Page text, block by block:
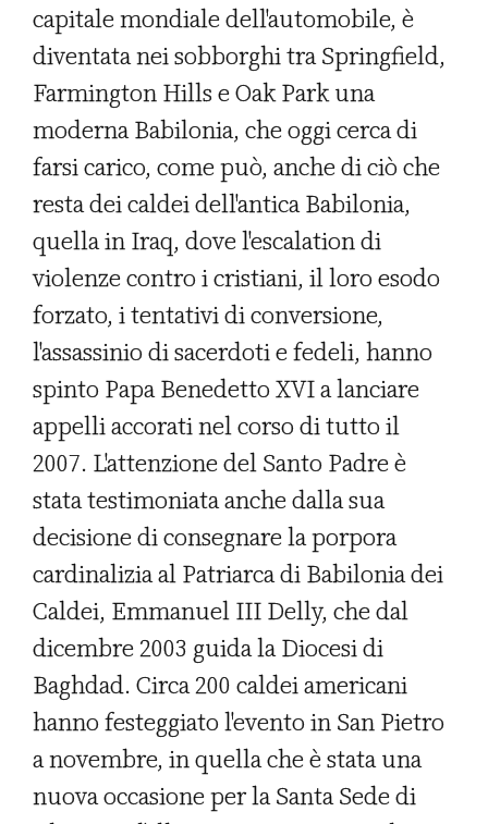
capitale mondiale dell'automobile, è
diventata nei sobborghi tra Springfield,
Farmington Hills e Oak Park una
moderna Babilonia, che oggi cerca di
farsi carico, come può, anche di ciò che
resta dei caldei dell'antica Babilonia,
quella in Iraq, dove l'escalation di
violenze contro i cristiani, il loro esodo
forzato, i tentativi di conversione,
l'assassinio di sacerdoti e fedeli, hanno
spinto Papa Benedetto XVI a lanciare
appelli accorati nel corso di tutto il
2007. L'attenzione del Santo Padre è
stata testimoniata anche dalla sua
decisione di consegnare la porpora
cardinalizia al Patriarca di Babilonia dei
Caldei, Emmanuel III Delly, che dal
dicembre 2003 guida la Diocesi di
Baghdad. Circa 200 caldei americani
hanno festeggiato l'evento in San Pietro
a novembre, in quella che è stata una
nuova occasione per la Santa Sede di